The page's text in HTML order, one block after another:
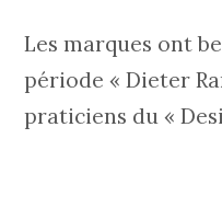
Les marques ont
période « Dieter
praticiens du «